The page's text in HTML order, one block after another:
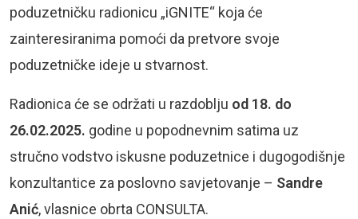
poduzetničku radionicu „iGNITE“ koja će
zainteresiranima pomoći da pretvore svoje
poduzetničke ideje u stvarnost.
Radionica će se održati u razdoblju od 18. do
26.02.2025. godine u popodnevnim satima uz
stručno vodstvo iskusne poduzetnice i dugogodišnje
konzultantice za poslovno savjetovanje – Sandre
Anić, vlasnice obrta CONSULTA.